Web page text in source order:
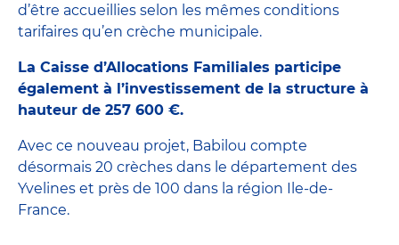
d’être accueillies selon les mêmes conditions
tarifaires qu’en crèche municipale.
La Caisse d’Allocations Familiales participe
également à l’investissement de la structure à
hauteur de 257 600 €.
Avec ce nouveau projet, Babilou compte
désormais 20 crèches dans le département des
Yvelines et près de 100 dans la région Ile-de-
France.